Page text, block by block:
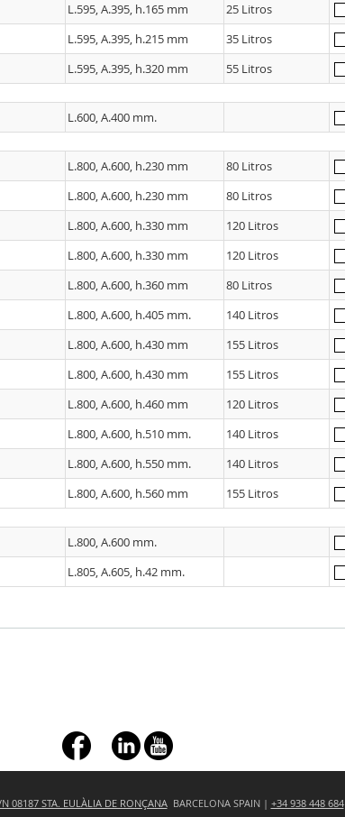
L.595, A.395, h.165 mm 25 Litros
L.595, A.395, h.215 mm 35 Litros
L.595, A.395, h.320 mm 55 Litros
L.600, A.400 mm.
L.800, A.600, h.230 mm 80 Litros
L.800, A.600, h.230 mm 80 Litros
L.800, A.600, h.330 mm 120 Litros
L.800, A.600, h.330 mm 120 Litros
L.800, A.600, h.360 mm 80 Litros
L.800, A.600, h.405 mm. 140 Litros
L.800, A.600, h.430 mm 155 Litros
L.800, A.600, h.430 mm 155 Litros
L.800, A.600, h.460 mm 120 Litros
L.800, A.600, h.510 mm. 140 Litros
L.800, A.600, h.550 mm. 140 Litros
L.800, A.600, h.560 mm 155 Litros
L.800, A.600 mm.
L.805, A.605, h.42 mm.
+ç
08187 STA. EULÀLIA DE RONÇANA BARCELONA SPAIN | +34 938 448 684